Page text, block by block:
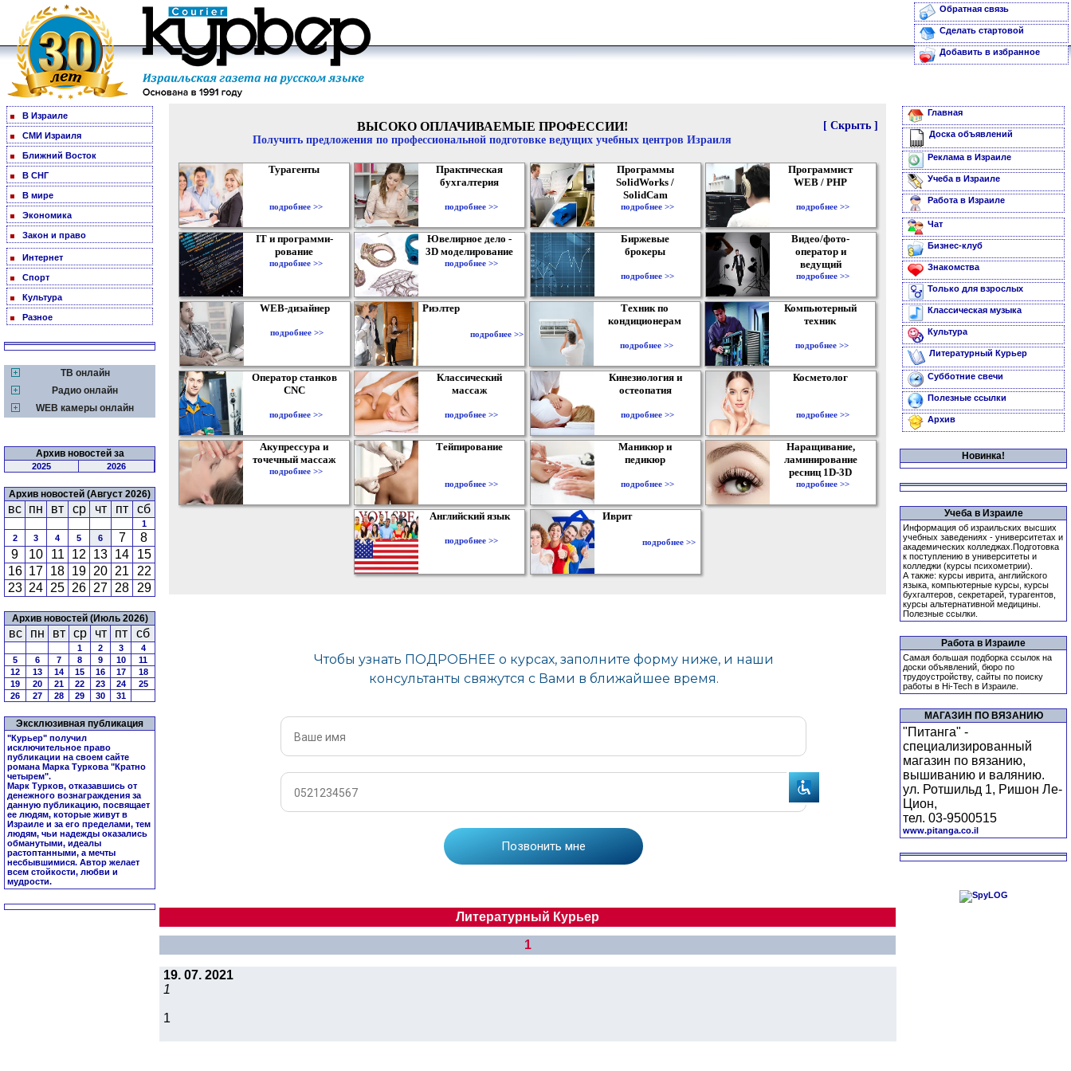
Обратная связь
Сделать стартовой
Добавить в избранное
В Израиле
СМИ Израиля
Ближний Восток
В СНГ
В мире
Экономика
Закон и право
Интернет
Спорт
Культура
Разное
ТВ онлайн
Радио онлайн
WEB камеры онлайн
Архив новостей за
2025 2026
Архив новостей (Август 2026)
вс пн вт ср чт пт сб
1
2
3 4 5 6 7
8
9
10 11 12 13 14
15
16 17 18 19 20 21
22
23 24 25 26 27 28 29
Архив новостей (Июль 2026)
вс пн вт ср чт пт сб
1 2 3
4
5
6 7 8 9 10
11
12
13 14 15 16 17
18
19
20 21 22 23 24
25
26
27 28 29 30 31
Эксклюзивная публикация
"Курьер" получил
исключительное право
публикации на своем сайте
романа Марка Туркова "Кратно
четырем".
Марк Турков, отказавшись от
денежного вознаграждения за
данную публикацию, посвящает
ее людям, которые живут в
Израиле и за его пределами, тем
людям, чьи надежды оказались
обманутыми, идеалы
растоптанными, а мечты
несбывшимися. Автор желает
всем стойкости, любви и
мудрости.
[ Скрыть ]
ВЫСОКО ОПЛАЧИВАЕМЫЕ ПРОФЕССИИ!
Получить предложения по профессиональной подготовке ведущих учебных центров Израиля
Турагенты
подробнее >>
Практическая
бухгалтерия
подробнее >>
Программы
SolidWorks /
SolidCam
подробнее >>
Программист
WEB / PHP
подробнее >>
IT и программи-
рование
подробнее >>
Ювелирное дело -
3D моделирование
подробнее >>
Биржевые
брокеры
подробнее >>
Видео/фото-
оператор и
ведущий
подробнее >>
WEB-дизайнер
подробнее >>
Риэлтер
подробнее >>
Техник по
кондиционерам
подробнее >>
Компьютерный
техник
подробнее >>
Оператор станков
CNC
подробнее >>
Классический
массаж
подробнее >>
Кинезиология и
остеопатия
подробнее >>
Косметолог
подробнее >>
Акупрессура и
точечный массаж
подробнее >>
Тейпирование
подробнее >>
Маникюр и
педикюр
подробнее >>
Наращивание,
ламинирование
ресниц 1D-3D
подробнее >>
Английский язык
подробнее >>
Иврит
подробнее >>
Литературный Курьер
1
19. 07. 2021
1
1
Главная
Доска объявлений
Реклама в Израиле
Учеба в Израиле
Работа в Израиле
Чат
Бизнес-клуб
Знакомства
Только для взрослых
Классическая музыка
Культура
Литературный Курьер
Субботние свечи
Полезные ссылки
Архив
Новинка!
Учеба в Израиле
Информация об израильских высших
учебных заведениях - университетах и
академических колледжах.Подготовка
к поступлению в университеты и
колледжи (курсы психометрии).
А также: курсы иврита, английского
языка, компьютерные курсы, курсы
бухгалтеров, секретарей, турагентов,
курсы альтернативной медицины.
Полезные ссылки.
Работа в Израиле
Самая большая подборка ссылок на
доски объявлений, бюро по
трудоустройству, сайты по поиску
работы в Hi-Tech в Израиле.
МАГАЗИН ПО ВЯЗАНИЮ
"Питанга" -
специализированный
магазин по вязанию,
вышиванию и валянию.
ул. Ротшильд 1, Ришон Ле-
Цион,
тел. 03-9500515
www.pitanga.co.il